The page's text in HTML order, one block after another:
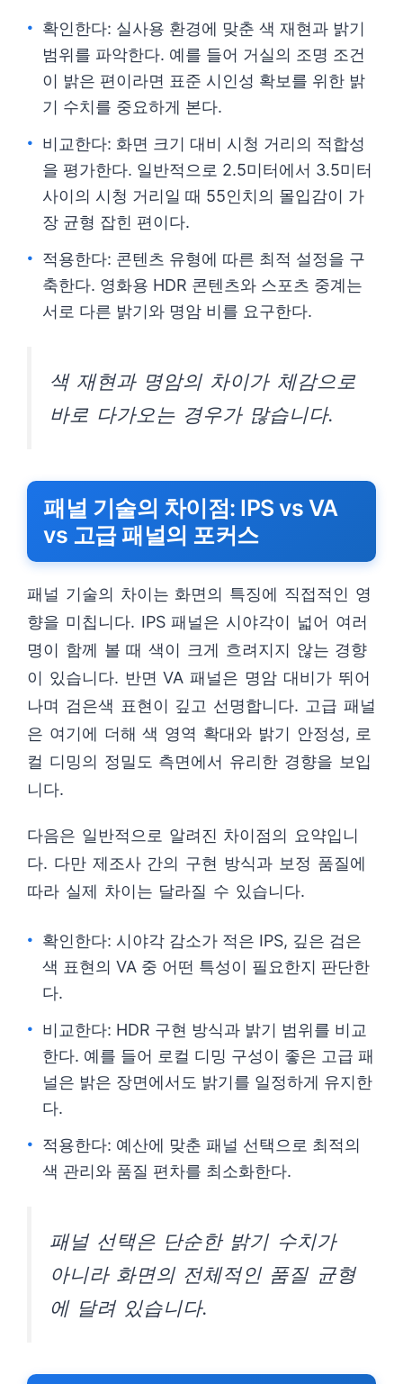
확인한다: 실사용 환경에 맞춘 색 재현과 밝기
범위를 파악한다. 예를 들어 거실의 조명 조건
이 밝은 편이라면 표준 시인성 확보를 위한 밝
기 수치를 중요하게 본다.
비교한다: 화면 크기 대비 시청 거리의 적합성
을 평가한다. 일반적으로 2.5미터에서 3.5미터
사이의 시청 거리일 때 55인치의 몰입감이 가
장 균형 잡힌 편이다.
적용한다: 콘텐츠 유형에 따른 최적 설정을 구
축한다. 영화용 HDR 콘텐츠와 스포츠 중계는
서로 다른 밝기와 명암 비를 요구한다.
색 재현과 명암의 차이가 체감으로
바로 다가오는 경우가 많습니다.
패널 기술의 차이점: IPS vs VA
vs 고급 패널의 포커스
패널 기술의 차이는 화면의 특징에 직접적인 영
향을 미칩니다. IPS 패널은 시야각이 넓어 여러
명이 함께 볼 때 색이 크게 흐려지지 않는 경향
이 있습니다. 반면 VA 패널은 명암 대비가 뛰어
나며 검은색 표현이 깊고 선명합니다. 고급 패널
은 여기에 더해 색 영역 확대와 밝기 안정성, 로
컬 디밍의 정밀도 측면에서 유리한 경향을 보입
니다.
다음은 일반적으로 알려진 차이점의 요약입니
다. 다만 제조사 간의 구현 방식과 보정 품질에
따라 실제 차이는 달라질 수 있습니다.
확인한다: 시야각 감소가 적은 IPS, 깊은 검은
색 표현의 VA 중 어떤 특성이 필요한지 판단한
다.
비교한다: HDR 구현 방식과 밝기 범위를 비교
한다. 예를 들어 로컬 디밍 구성이 좋은 고급 패
널은 밝은 장면에서도 밝기를 일정하게 유지한
다.
적용한다: 예산에 맞춘 패널 선택으로 최적의
색 관리와 품질 편차를 최소화한다.
패널 선택은 단순한 밝기 수치가
아니라 화면의 전체적인 품질 균형
에 달려 있습니다.